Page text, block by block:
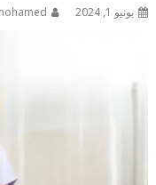
يونيو 1, 2024